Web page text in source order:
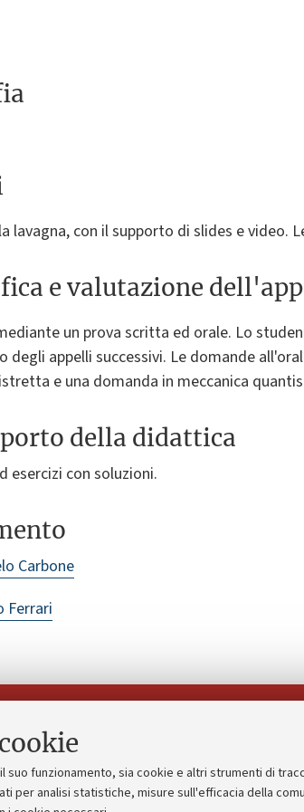
funzionamento, sia cookie e altri strumenti di
per analisi statistiche, misure sull'efficacia della
lavagna, con il supporto di slides e video.
e valutazione
un prova scritta ed orale. Lo
degli appelli successivi. Le domande
e una domanda in meccanica
della didattica
esercizi con soluzioni.
Carbone
Ferrari
Bandi,